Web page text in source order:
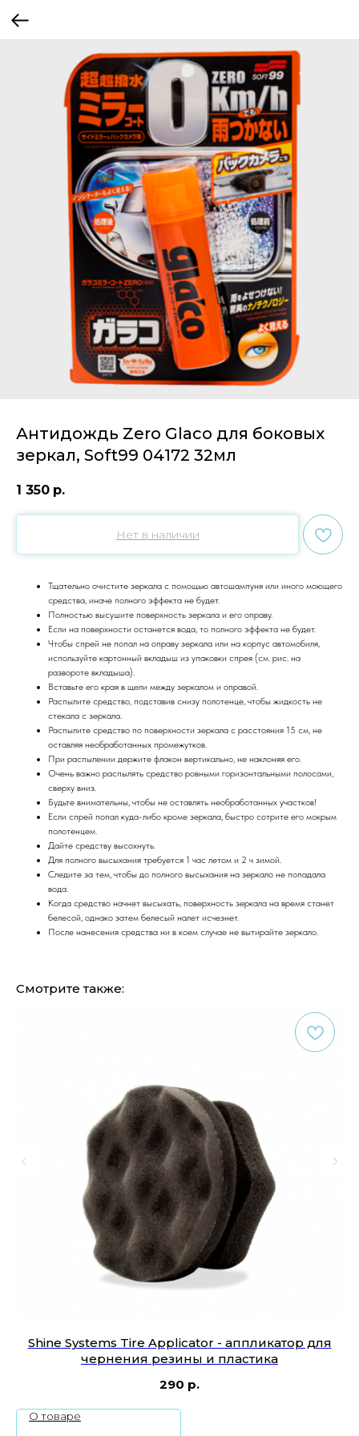
Антидождь Zero Glaco для боковых
зеркал, Soft99 04172 32мл
1 350 р.
Нет в наличии
Тщательно очистите зеркала с помощью автошампуня или иного моющего
средства, иначе полного эффекта не будет.
Полностью высушите поверхность зеркала и его оправу.
Если на поверхности останется вода, то полного эффекта не будет.
Чтобы спрей не попал на оправу зеркала или на корпус автомобиля,
используйте картонный вкладыш из упаковки спрея (см. рис. на
развороте вкладыша).
Вставьте его края в щели между зеркалом и оправой.
Распылите средство, подставив снизу полотенце, чтобы жидкость не
стекала с зеркала.
Распылите средство по поверхности зеркала с расстояния 15 см, не
оставляя необработанных промежутков.
При распылении держите флакон вертикально, не наклоняя его.
Очень важно распылять средство ровными горизонтальными полосами,
сверху вниз.
Будьте внимательны, чтобы не оставлять необработанных участков!
Если спрей попал куда-либо кроме зеркала, быстро сотрите его мокрым
полотенцем.
Дайте средству высохнуть.
Для полного высыхания требуется 1 час летом и 2 ч зимой.
Следите за тем, чтобы до полного высыхания на зеркало не попадала
вода.
Когда средство начнет высыхать, поверхность зеркала на время станет
белесой, однако затем белесый налет исчезнет.
После нанесения средства ни в коем случае не вытирайте зеркало.
Смотрите также:
Shine Systems Tire Applicator - аппликатор для
чернения резины и пластика
290 р.
О товаре